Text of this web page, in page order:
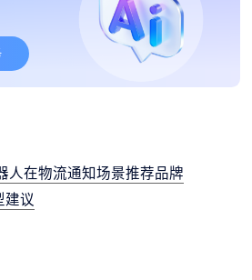
人在物流通知场景推荐品牌
建议